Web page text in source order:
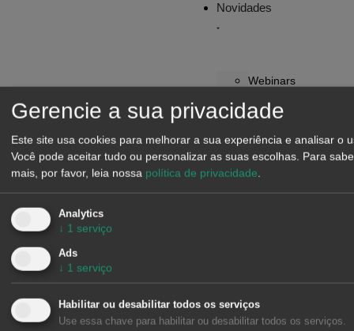
Novidades
Webinars
Workshops
Notícias
Relatório:
O
futuro
da
Programa
de
Gerencie a sua privacidade
Este site usa cookies para melhorar a sua experiência e analisar o
Você pode aceitar tudo ou personalizar as suas escolhas. Para
mais, por favor, leia nossa política de privacidade.
Analytics
↓ 1 serviço
Ads
↓ 1 serviço
Habilitar ou desabilitar todos os serviços
Use essa chave para habilitar ou desabilitar todos os serviços.